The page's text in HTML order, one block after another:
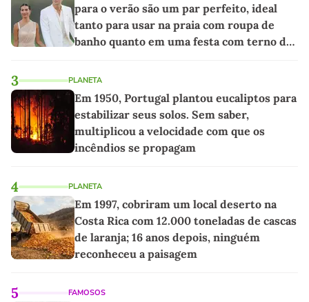
para o verão são um par perfeito, ideal
tanto para usar na praia com roupa de
banho quanto em uma festa com terno de
3 PLANETA
Em 1950, Portugal plantou eucaliptos para
estabilizar seus solos. Sem saber,
multiplicou a velocidade com que os
incêndios se propagam
4 PLANETA
Em 1997, cobriram um local deserto na
Costa Rica com 12.000 toneladas de cascas
de laranja; 16 anos depois, ninguém
reconheceu a paisagem
5 FAMOSOS